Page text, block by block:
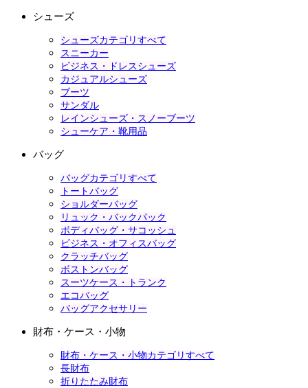
シューズ
シューズカテゴリすべて
スニーカー
ビジネス・ドレスシューズ
カジュアルシューズ
ブーツ
サンダル
レインシューズ・スノーブーツ
シューケア・靴用品
バッグ
バッグカテゴリすべて
トートバッグ
ショルダーバッグ
リュック・バックパック
ボディバッグ・サコッシュ
ビジネス・オフィスバッグ
クラッチバッグ
ボストンバッグ
スーツケース・トランク
エコバッグ
バッグアクセサリー
財布・ケース・小物
財布・ケース・小物カテゴリすべて
長財布
折りたたみ財布